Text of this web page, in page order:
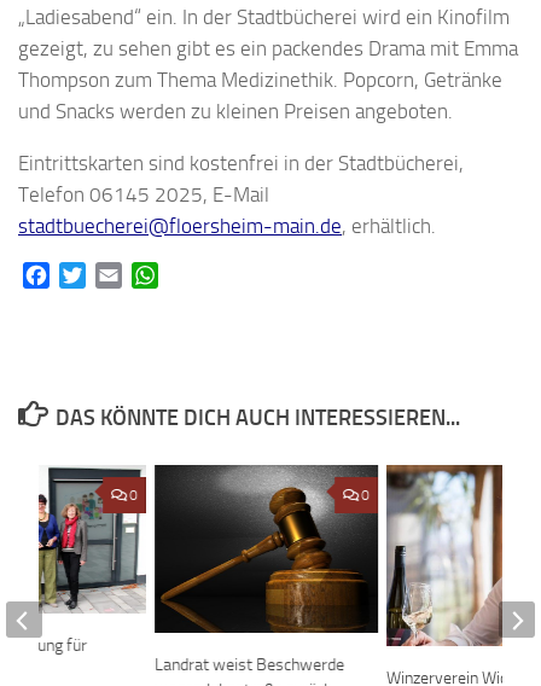
„Ladiesabend“ ein. In der Stadtbücherei wird ein Kinofilm
gezeigt, zu sehen gibt es ein packendes Drama mit Emma
Thompson zum Thema Medizinethik. Popcorn, Getränke
und Snacks werden zu kleinen Preisen angeboten.
Eintrittskarten sind kostenfrei in der Stadtbücherei,
Telefon 06145 2025, E-Mail
stadtbuecherei@floersheim-main.de, erhältlich.
FacebookTwitterEmail
DAS KÖNNTE DICH AUCH INTERESSIEREN...
0
Landrat weist Beschwerde
Winzerverein Wicker
0
für